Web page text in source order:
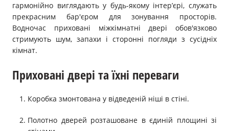
гармонійно виглядають у будь-якому інтер’єрі, служать
прекрасним бар'єром для зонування просторів.
Водночас приховані міжкімнатні двері обов'язково
стримують шум, запахи і сторонні погляди з сусідніх
кімнат.
Приховані двері та їхні переваги
Коробка змонтована у відведеній ніші в стіні.
Полотно дверей розташоване в єдиній площині зі